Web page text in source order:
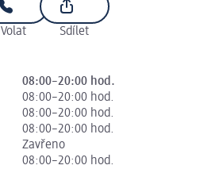
Volat Sdílet
08:00–20:00 hod.
08:00–20:00 hod.
08:00–20:00 hod.
08:00–20:00 hod.
Zavřeno
08:00–20:00 hod.